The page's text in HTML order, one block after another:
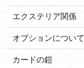
エクステリア関係
オプションについて
カードの鎧